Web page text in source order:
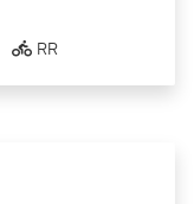
RR